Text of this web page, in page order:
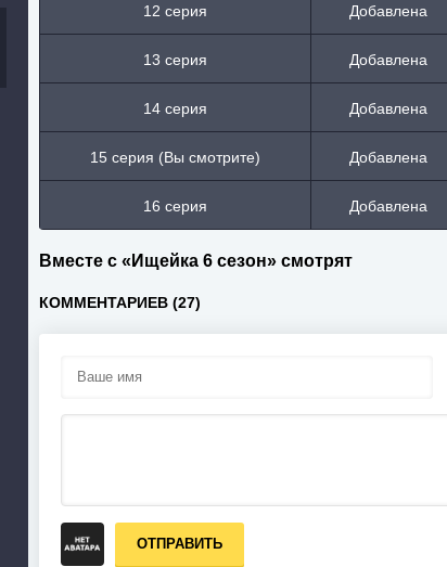
12 серия Добавлена
13 серия Добавлена
14 серия Добавлена
15 серия (Вы смотрите) Добавлена
16 серия Добавлена
Вместе с «Ищейка 6 сезон» смотрят
КОММЕНТАРИЕВ (27)
ОТПРАВИТЬ